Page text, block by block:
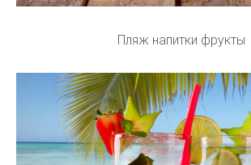
Пляж напитки фрукты